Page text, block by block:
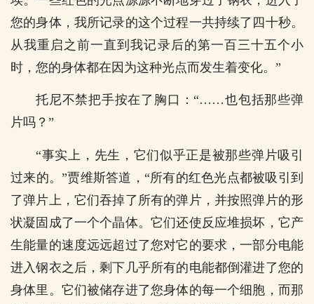
您的身体，我所记录的这个过程一共持续了四十秒。
从我重启之前一直到我记录后的第一百三十五个小
时，您的身体都在因为这种光点而发生着变化。”
托尼不禁把手按在了胸口：“……也包括那些弹
片吗？”
“事实上，先生，它们似乎正是被那些弹片吸引
过来的。”贾维斯答道，“所有的红色光点都被吸引到
了弹片上，它们吞掉了所有的弹片，并按照弹片的形
状凝固成了一个个晶体。它们还使反应堆损坏，它产
生能量的速度远远超过了您对它的要求，一部分电能
进入钢衣之后，剩下几乎所有的电能都倒灌进了您的
身体里。它们被储存进了您身体的每一个细胞，而那